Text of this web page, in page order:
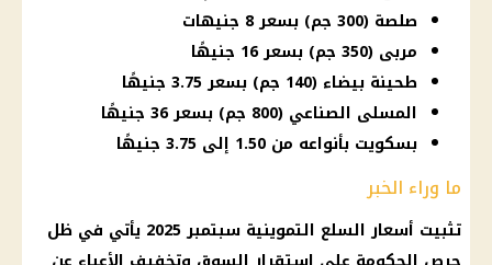
صلصة (300 جم) بسعر 8 جنيهات
مربى (350 جم) بسعر 16 جنيهًا
طحينة بيضاء (140 جم) بسعر 3.75 جنيهًا
المسلى الصناعي (800 جم) بسعر 36 جنيهًا
بسكويت بأنواعه من 1.50 إلى 3.75 جنيهًا
ما وراء الخبر
تثبيت أسعار السلع التموينية سبتمبر 2025 يأتي في ظل